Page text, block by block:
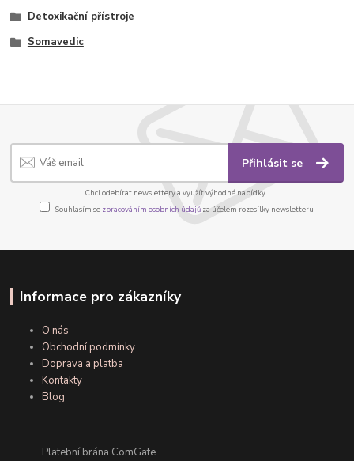
Detoxikační přístroje
Somavedic
Přihlásit se
Chci odebírat newslettery a využít výhodné nabídky.
Souhlasím se zpracováním osobních údajůza účelem rozesílky newsletteru.
Informace pro zákazníky
O nás
Obchodní podmínky
Doprava a platba
Kontakty
Blog
Platební brána ComGate